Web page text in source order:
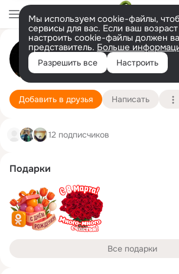
Мы используем cookie-файлы,
сервисы для вас. Если ваш
настроить cookie-файлы должен
представитель. Больше
Разрешить все Настроить
Анна П
17 октября
Добавить в друзья Написать
12 подписчиков
Подарки
Все подарки